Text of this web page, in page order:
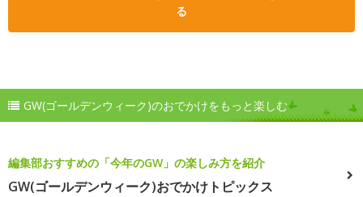
る
GW(ゴールデンウィーク)のおでかけをもっと楽しむ
編集部おすすめの「今年のGW」の楽しみ方を紹介
GW(ゴールデンウィーク)おでかけトピックス